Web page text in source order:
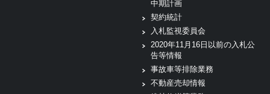
中期計画
契約統計
入札監視委員会
2020年11月16日以前の入札公
告等情報
事故車等排除業務
不動産売却情報